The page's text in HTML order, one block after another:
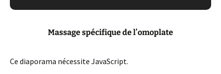
Massage spécifique de l’omoplate
Ce diaporama nécessite JavaScript.